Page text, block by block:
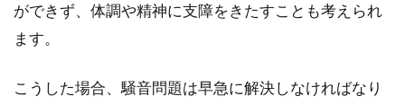
ができず、体調や精神に支障をきたすことも考えられ
ます。
こうした場合、騒音問題は早急に解決しなければなり